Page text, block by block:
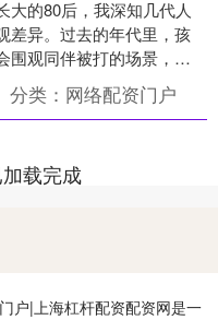
大的80后，我深知几代人
差异。过去的年代里，孩
围观同伴被打的场景，吃
会继续玩耍，仿佛打骂是
那些被父母....
分类： 网络配资门户
载完成
户|上海杠杆配资配资网是一